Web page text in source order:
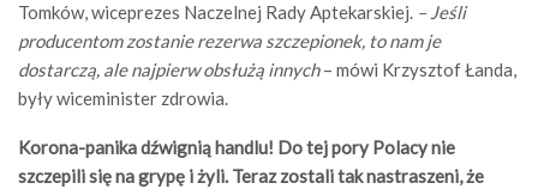
Tomków, wiceprezes Naczelnej Rady Aptekarskiej. – Jeśli
producentom zostanie rezerwa szczepionek, to nam je
dostarczą, ale najpierw obsłużą innych– mówi Krzysztof Łanda,
były wiceminister zdrowia.
Korona-panika dźwignią handlu! Do tej pory Polacy nie
szczepili się na grypę i żyli. Teraz zostali tak nastraszeni, że